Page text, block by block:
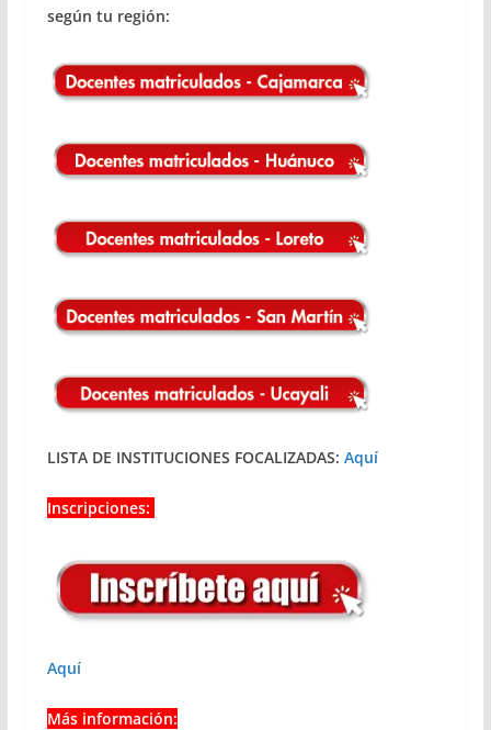
según tu región:
LISTA DE INSTITUCIONES FOCALIZADAS: Aquí
Inscripciones:
Aquí
Más información: